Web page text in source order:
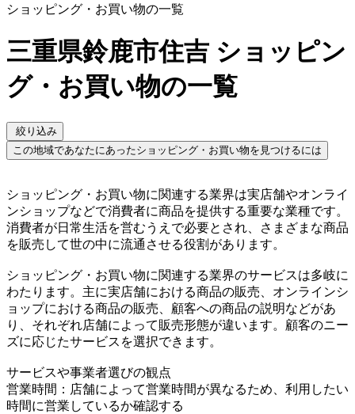
ショッピング・お買い物の一覧
三重県鈴鹿市住吉 ショッピン
グ・お買い物の一覧
絞り込み
この地域であなたにあったショッピング・お買い物を見つけるには
ショッピング・お買い物に関連する業界は実店舗やオンライ
ンショップなどで消費者に商品を提供する重要な業種です。
消費者が日常生活を営むうえで必要とされ、さまざまな商品
を販売して世の中に流通させる役割があります。
ショッピング・お買い物に関連する業界のサービスは多岐に
わたります。主に実店舗における商品の販売、オンラインシ
ョップにおける商品の販売、顧客への商品の説明などがあ
り、それぞれ店舗によって販売形態が違います。顧客のニー
ズに応じたサービスを選択できます。
サービスや事業者選びの観点
営業時間：店舗によって営業時間が異なるため、利用したい
時間に営業しているか確認する